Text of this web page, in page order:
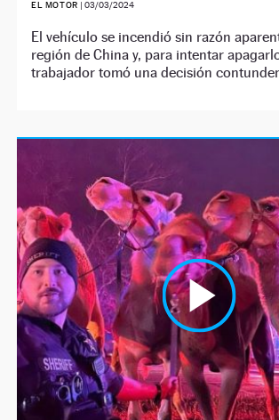
EL MOTOR | 03/03/2024
El vehículo se incendió sin razón
región de China y, para intentar
trabajador tomó una decisión